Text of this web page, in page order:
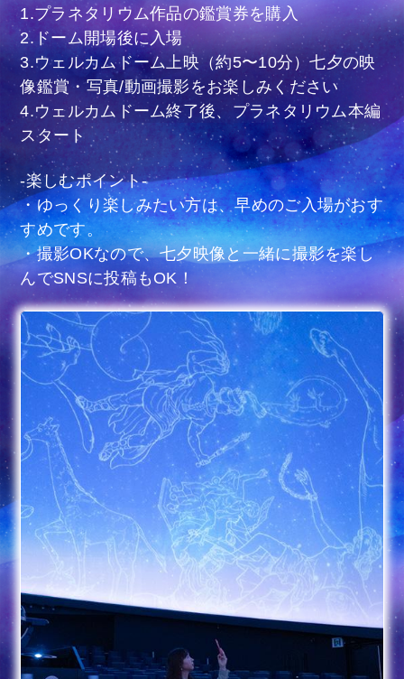
1.プラネタリウム作品の鑑賞券を購入
2.ドーム開場後に入場
3.ウェルカムドーム上映（約5〜10分）七夕の映
像鑑賞・写真/動画撮影をお楽しみください
4.ウェルカムドーム終了後、プラネタリウム本編
スタート
-楽しむポイント-
・ゆっくり楽しみたい方は、早めのご入場がおす
すめです。
・撮影OKなので、七夕映像と一緒に撮影を楽し
んでSNSに投稿もOK！